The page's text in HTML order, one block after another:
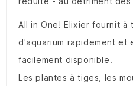
All in One! Elixier fournit à
d'aquarium rapidement et
facilement disponible.
Les plantes à tiges, les